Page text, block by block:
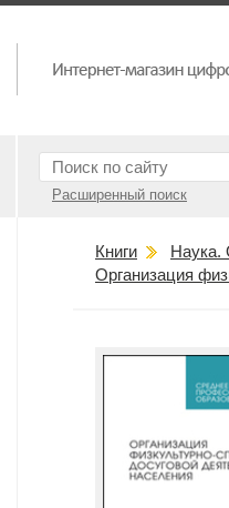
Расширенный поиск
Книги Наука.
Организация